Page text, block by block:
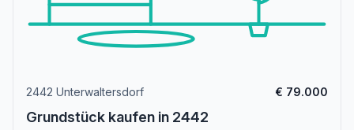
2442 Unterwaltersdorf € 79.000
Grundstück kaufen in 2442